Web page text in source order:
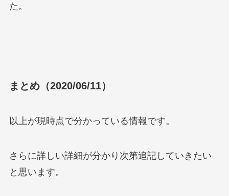
た。
まとめ（2020/06/11）
以上が現時点で分かっている情報です。
さらに詳しい詳細が分かり次第追記していきたい
と思います。